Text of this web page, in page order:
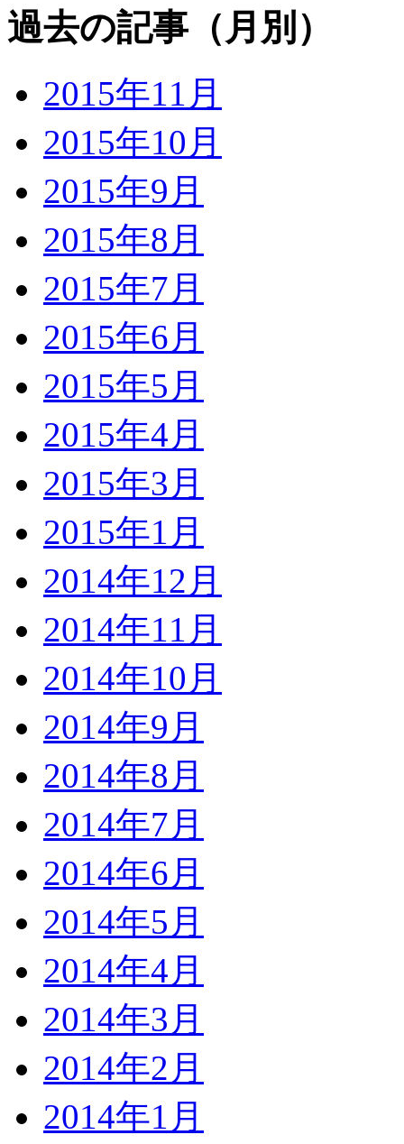
過去の記事（月別）
2015年11月
2015年10月
2015年9月
2015年8月
2015年7月
2015年6月
2015年5月
2015年4月
2015年3月
2015年1月
2014年12月
2014年11月
2014年10月
2014年9月
2014年8月
2014年7月
2014年6月
2014年5月
2014年4月
2014年3月
2014年2月
2014年1月